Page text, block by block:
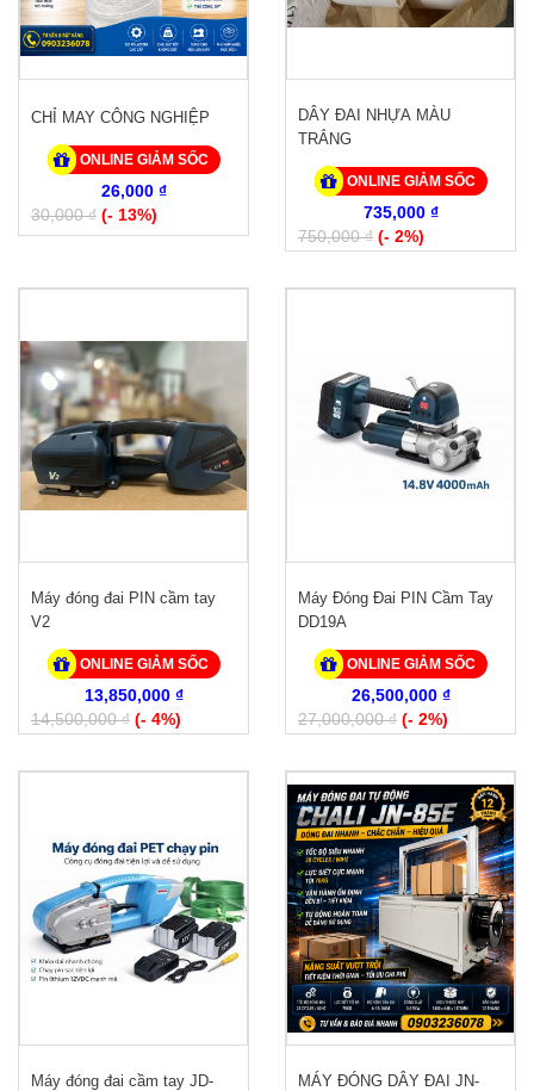
CHỈ MAY CÔNG NGHIỆP
ONLINE GIẢM SỐC
26,000 ₫
30,000 ₫ (- 13%)
DÂY ĐAI NHỰA MÀU
TRẮNG
ONLINE GIẢM SỐC
735,000 ₫
750,000 ₫ (- 2%)
Máy đóng đai PIN cầm tay
V2
ONLINE GIẢM SỐC
13,850,000 ₫
14,500,000 ₫ (- 4%)
Máy Đóng Đai PIN Cầm Tay
DD19A
ONLINE GIẢM SỐC
26,500,000 ₫
27,000,000 ₫ (- 2%)
Máy đóng đai cầm tay JD-
MÁY ĐÓNG DÂY ĐAI JN-